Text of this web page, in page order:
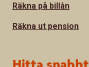
Räkna på billån
Räkna ut pension